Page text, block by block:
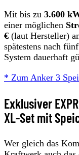
Mit bis zu 3.600
einer möglichen
€ (laut Hersteller)
spätestens nach
System dauerhaft
* Zum Anker 3
Exklusiver
XL-Set mit
Wer gleich das